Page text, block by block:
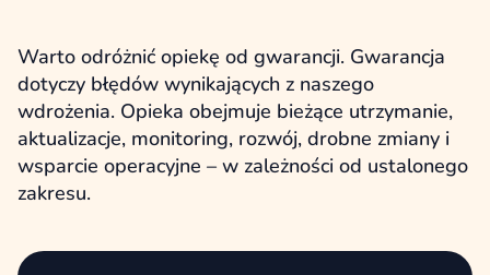
Warto odróżnić opiekę od gwarancji. Gwarancja
dotyczy błędów wynikających z naszego
wdrożenia. Opieka obejmuje bieżące utrzymanie,
aktualizacje, monitoring, rozwój, drobne zmiany i
wsparcie operacyjne – w zależności od ustalonego
zakresu.